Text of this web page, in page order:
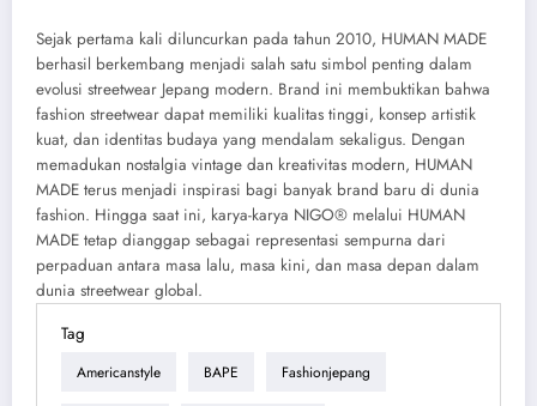
Sejak pertama kali diluncurkan pada tahun 2010, HUMAN MADE
berhasil berkembang menjadi salah satu simbol penting dalam
evolusi streetwear Jepang modern. Brand ini membuktikan bahwa
fashion streetwear dapat memiliki kualitas tinggi, konsep artistik
kuat, dan identitas budaya yang mendalam sekaligus. Dengan
memadukan nostalgia vintage dan kreativitas modern, HUMAN
MADE terus menjadi inspirasi bagi banyak brand baru di dunia
fashion. Hingga saat ini, karya-karya NIGO® melalui HUMAN
MADE tetap dianggap sebagai representasi sempurna dari
perpaduan antara masa lalu, masa kini, dan masa depan dalam
dunia streetwear global.
Tag
Americanstyle BAPE Fashionjepang